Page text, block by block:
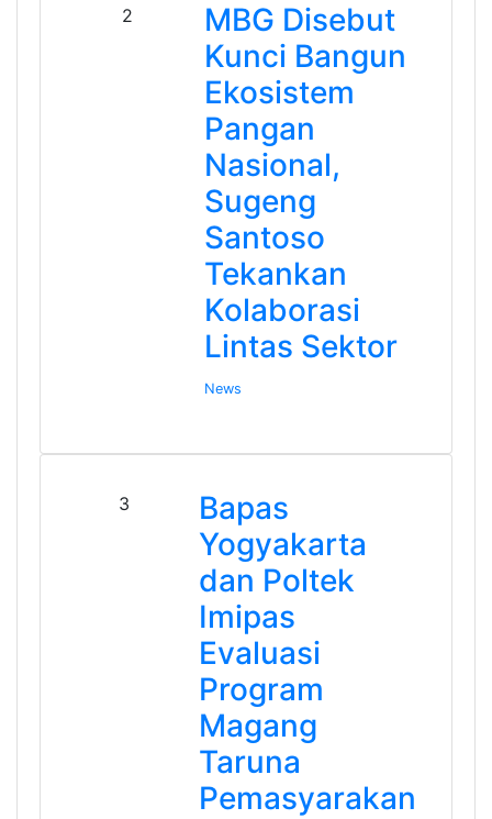
2
MBG Disebut
Kunci Bangun
Ekosistem
Pangan
Nasional,
Sugeng
Santoso
Tekankan
Kolaborasi
Lintas Sektor
News
3
Bapas
Yogyakarta
dan Poltek
Imipas
Evaluasi
Program
Magang
Taruna
Pemasyarakan